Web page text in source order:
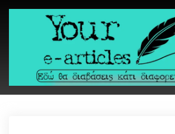
Skip
Your e-articles
Εδώ θα διαβάσεις κάτι